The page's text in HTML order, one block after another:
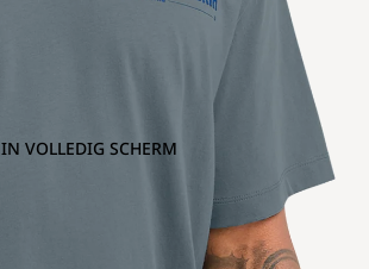
VOLLEDIG SCHERM